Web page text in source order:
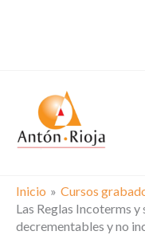
Inicio
Cursos
Las Reglas Incoterms
decrementables y no